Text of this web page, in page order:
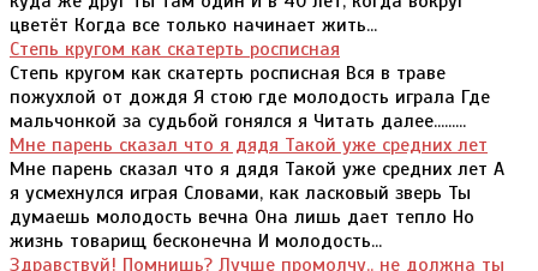
цветёт Когда все только начинает жить...
Степь кругом как скатерть росписная
Степь кругом как скатерть росписная Вся в траве
пожухлой от дождя Я стою где молодость играла Где
мальчонкой за судьбой гонялся я Читать далее.........
Мне парень сказал что я дядя Такой уже средних лет
Мне парень сказал что я дядя Такой уже средних лет А
я усмехнулся играя Словами, как ласковый зверь Ты
думаешь молодость вечна Она лишь дает тепло Но
жизнь товарищ бесконечна И молодость...
Здравствуй! Помнишь? Лучше промолчу.. не должна ты